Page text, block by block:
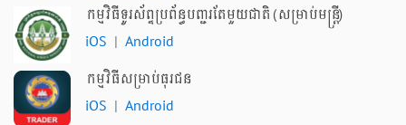
កម្មវិធីទូរស័ព្ទប្រព័ន្ធបញ្ជរតែមួយជាតិ (សម្រាប់មន្ត្រី)
iOS | Android
កម្មវិធីសម្រាប់ធុរជន​
iOS | Android